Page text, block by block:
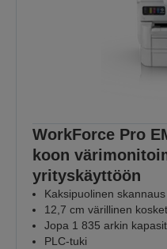
WorkForce Pro
koon
yrityskäyttöön
Kaksipuolinen
12,7 cm värillinen
Jopa 1 835 arkin
PLC-tuki